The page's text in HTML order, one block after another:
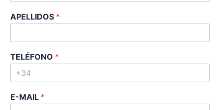
APELLIDOS *
TELÉFONO *
E-MAIL *